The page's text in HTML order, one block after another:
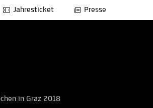
Jahresticket Presse
in Graz 2018